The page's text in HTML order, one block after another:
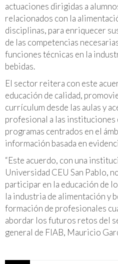
actuaciones dirigidas a
relacionados con la
disciplinas, para enriquecer
de las competencias
funciones técnicas en la
bebidas.
El sector reitera con este
educación de calidad,
currículum desde las aulas y
profesional a las instituciones
programas centrados en el
información basada en
“Este acuerdo, con una
Universidad CEU San Pablo,
participar en la educación de
la industria de alimentación y
formación de profesionales
abordar los futuros retos del
general de FIAB, Mauricio